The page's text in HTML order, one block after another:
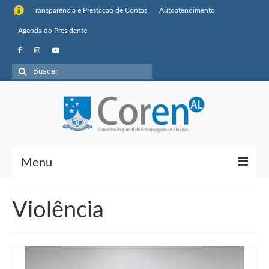
Transparência e Prestação de Contas Autoatendimento
Agenda do Presidente
Buscar
por:
Menu
Sobre o Coren-AL
Missão, visão de futuro e valores
Violência